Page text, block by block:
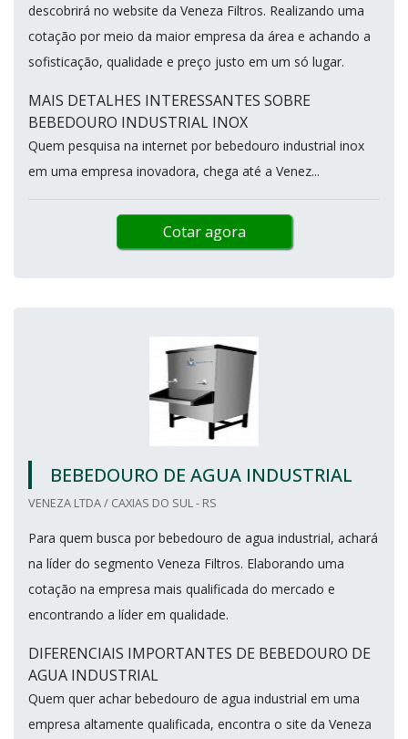
descobrirá no website da Veneza Filtros. Realizando uma
cotação por meio da maior empresa da área e achando a
sofisticação, qualidade e preço justo em um só lugar.
MAIS DETALHES INTERESSANTES SOBRE
BEBEDOURO INDUSTRIAL INOX
Quem pesquisa na internet por bebedouro industrial inox
em uma empresa inovadora, chega até a Venez...
Cotar agora
BEBEDOURO DE AGUA INDUSTRIAL
VENEZA LTDA / CAXIAS DO SUL - RS
Para quem busca por bebedouro de agua industrial, achará
na líder do segmento Veneza Filtros. Elaborando uma
cotação na empresa mais qualificada do mercado e
encontrando a líder em qualidade.
DIFERENCIAIS IMPORTANTES DE BEBEDOURO DE
AGUA INDUSTRIAL
Quem quer achar bebedouro de agua industrial em uma
empresa altamente qualificada, encontra o site da Veneza